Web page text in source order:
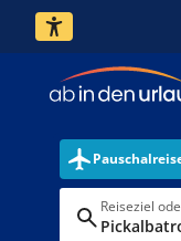
Reiseziel